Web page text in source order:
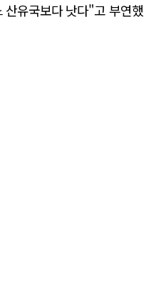
산유국보다 낫다"고 부연했